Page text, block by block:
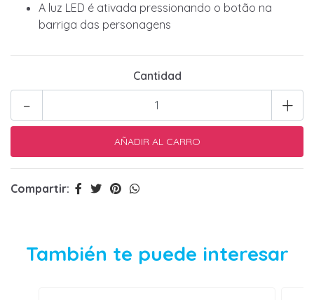
A luz LED é ativada pressionando o botão na
barriga das personagens
Cantidad
+
-
Compartir:
También te puede interesar